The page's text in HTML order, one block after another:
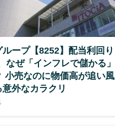
ループ【8252】配当利回り
なぜ「インフレで儲かる」
小売なのに物価高が追い風
意外なカラクリ